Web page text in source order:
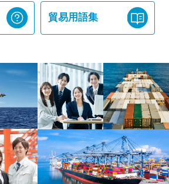
貿易用語集